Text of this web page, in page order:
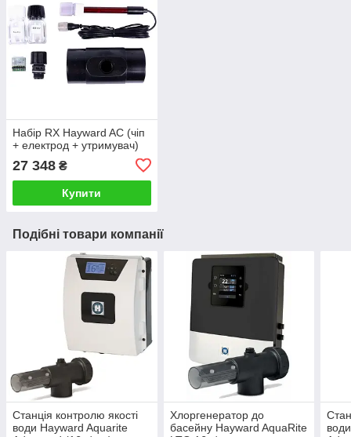
Набір RX Hayward AC (чіп
+ електрод + утримувач)
27 348 ₴
Купити
Подібні товари компанії
Станція контролю якості
води Hayward Aquarite
Хлоргенератор до
басейну Hayward AquaRite